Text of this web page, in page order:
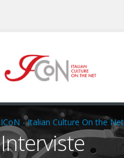
ICoN - Italian Culture On the Net
Interviste